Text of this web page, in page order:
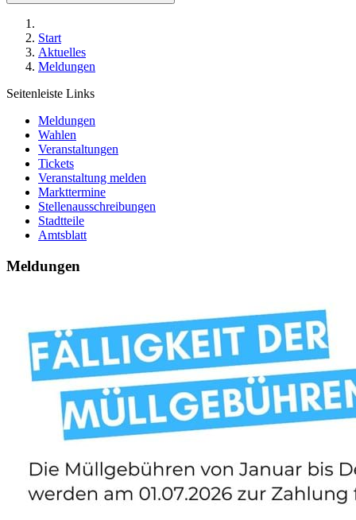
Start
Aktuelles
Meldungen
Seitenleiste Links
Meldungen
Wahlen
Veranstaltungen
Tickets
Veranstaltung melden
Markttermine
Stellenausschreibungen
Stadtteile
Amtsblatt
Meldungen